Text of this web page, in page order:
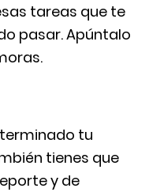
tareas que te
pasar. Apúntalo
tu
tienes que
y de